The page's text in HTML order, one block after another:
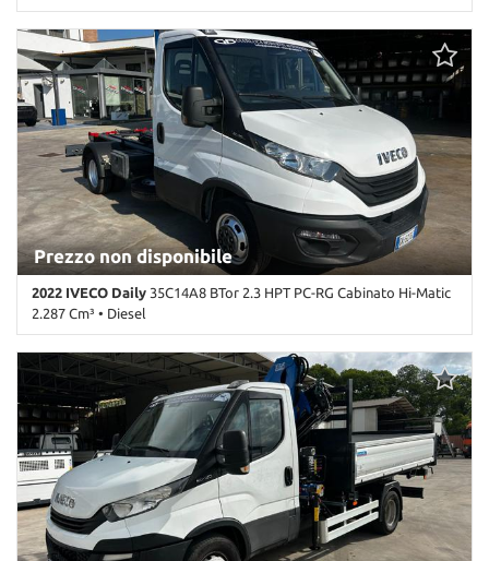
0 Km • Cambio Manuale • Bianco pastello
Prezzo non disponibile
2022 IVECO Daily 35C14A8 BTor 2.3 HPT PC-RG Cabinato Hi-Matic
2.287 Cm³ • Diesel
61.536 Km • Cambio Sequenziale (8) • Bianco pastello • 2 Porte •
ABS • Alzacristalli elettrici • Chiusura centralizzata • Controllo
trazione • ESP • Immobilizzatore elettronico